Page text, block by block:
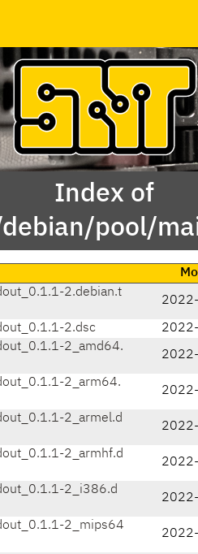
Index of
pool/
2.debian.t
2.dsc
2_amd64.
2_arm64.
2_armel.d
2_armhf.d
2_i386.d
2_mips64